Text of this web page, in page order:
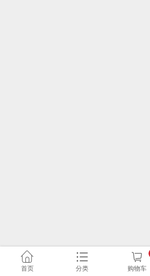
首页 分类 购物车